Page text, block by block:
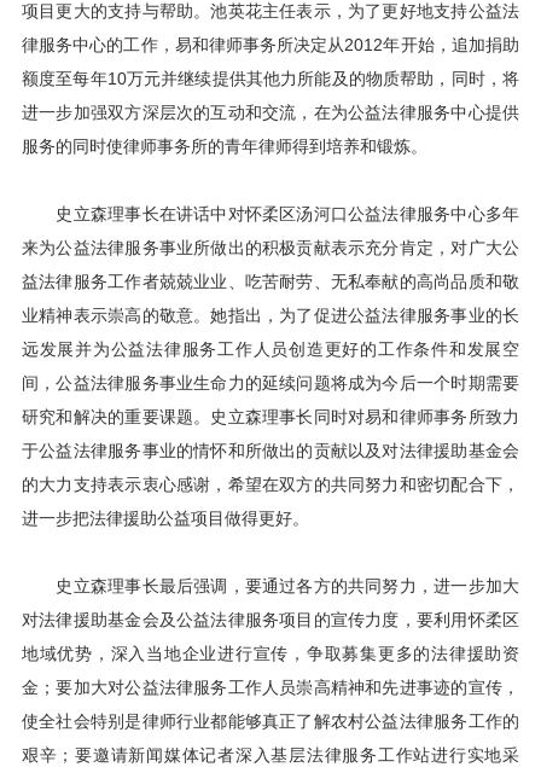
项目更大的支持与帮助。池英花主任表示，为了更好地支持公益法
律服务中心的工作，易和律师事务所决定从2012年开始，追加捐助
额度至每年10万元并继续提供其他力所能及的物质帮助，同时，将
进一步加强双方深层次的互动和交流，在为公益法律服务中心提供
服务的同时使律师事务所的青年律师得到培养和锻炼。
史立森理事长在讲话中对怀柔区汤河口公益法律服务中心多年
来为公益法律服务事业所做出的积极贡献表示充分肯定，对广大公
益法律服务工作者兢兢业业、吃苦耐劳、无私奉献的高尚品质和敬
业精神表示崇高的敬意。她指出，为了促进公益法律服务事业的长
远发展并为公益法律服务工作人员创造更好的工作条件和发展空
间，公益法律服务事业生命力的延续问题将成为今后一个时期需要
研究和解决的重要课题。史立森理事长同时对易和律师事务所致力
于公益法律服务事业的情怀和所做出的贡献以及对法律援助基金会
的大力支持表示衷心感谢，希望在双方的共同努力和密切配合下，
进一步把法律援助公益项目做得更好。
史立森理事长最后强调，要通过各方的共同努力，进一步加大
对法律援助基金会及公益法律服务项目的宣传力度，要利用怀柔区
地域优势，深入当地企业进行宣传，争取募集更多的法律援助资
金；要加大对公益法律服务工作人员崇高精神和先进事迹的宣传，
使全社会特别是律师行业都能够真正了解农村公益法律服务工作的
艰辛；要邀请新闻媒体记者深入基层法律服务工作站进行实地采